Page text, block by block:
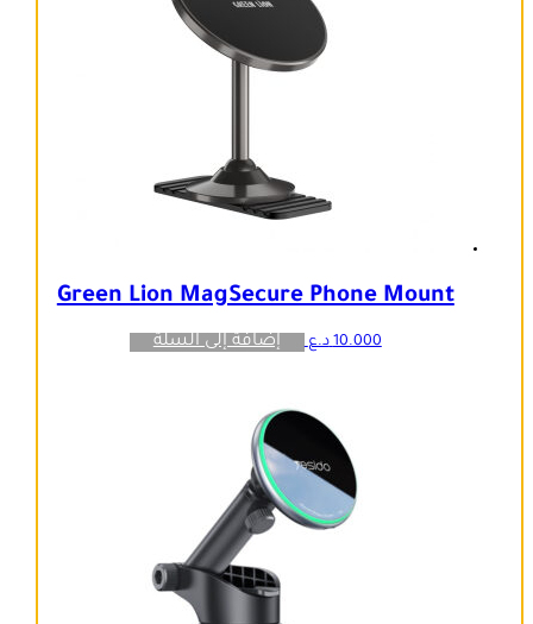
Green Lion MagSecure Phone Mount
10.000 د.ع إضافة إلى السلة